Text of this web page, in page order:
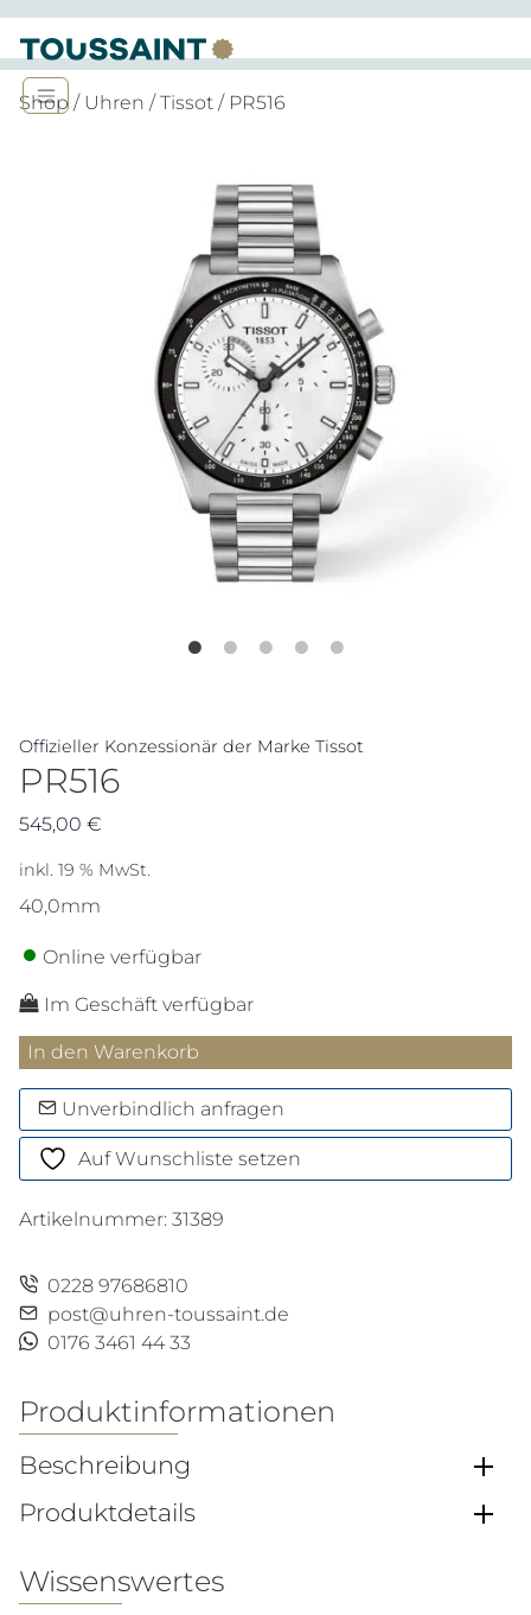
Shop / Uhren /Tissot / PR516
Offizieller Konzessionär der Marke Tissot
PR516
545,00 €
inkl. 19 % MwSt.
40,0mm
Online verfügbar
Im Geschäft verfügbar
PR516
Menge
In den Warenkorb
Unverbindlich anfragen
Auf Wunschliste setzen
Artikelnummer: 31389
0228 97686810
post@uhren-toussaint.de
0176 3461 44 33
Produktinformationen
Beschreibung
Produktdetails
Wissenswertes